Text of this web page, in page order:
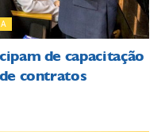
de capacitação
contratos